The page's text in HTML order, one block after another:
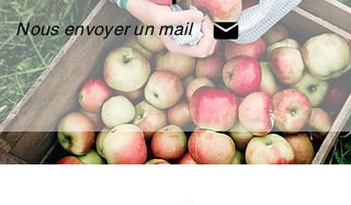
Nous envoyer un mail